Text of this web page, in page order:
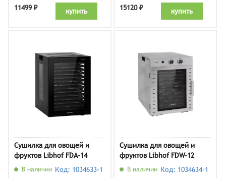
11499 ₽ купить 15120 ₽ купить
Сушилка для овощей и
фруктов Libhof FDA-14
В наличии Код: 1034633-1
Сушилка для овощей и
фруктов Libhof FDW-12
В наличии Код: 1034634-1